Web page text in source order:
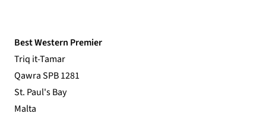
Best Western Premier
Triq it-Tamar
Qawra SPB 1281
St. Paul's Bay
Malta